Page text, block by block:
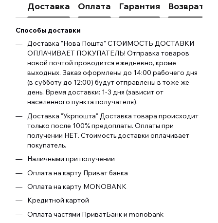
Доставка Оплата Гарантия Возврат
Способы доставки
Доставка "Нова Пошта" СТОИМОСТЬ ДОСТАВКИ
ОПЛАЧИВАЕТ ПОКУПАТЕЛЬ! Отправка товаров
новой почтой проводится ежедневно, кроме
выходных. Заказ оформлены до 14:00 рабочего дня
(в субботу до 12:00) будут отправлены в тоже же
день. Время доставки: 1-3 дня (зависит от
населенного пункта получателя).
Доставка "Укрпошта" Доставка товара происходит
только после 100% предоплаты. Оплаты при
получении НЕТ. Стоимость доставки оплачивает
покупатель.
Наличными при получении
Оплата на карту Приват банка
Оплата на карту MONOBANK
Кредитной картой
Оплата частями ПриватБанк и monobank